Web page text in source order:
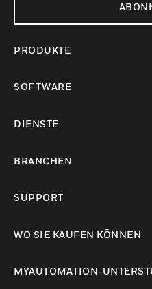
PRODUKTE
SOFTWARE
DIENSTE
BRANCHEN
SUPPORT
WO SIE KAUFEN KÖNNEN
MYAUTOMATION-